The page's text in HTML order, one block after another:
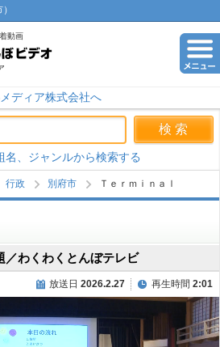
動画
ディア株式会社へ
名、ジャンルから検索する
行政 別府市 Ｔｅｒｍｉｎａｌ
／わくわくとんぼテレビ
放送日 2026.2.27 再生時間 2:01